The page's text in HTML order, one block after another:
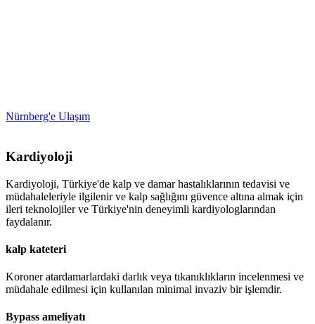
Nürnberg'e Ulaşım
Kardiyoloji
Kardiyoloji, Türkiye'de kalp ve damar hastalıklarının tedavisi ve
müdahaleleriyle ilgilenir ve kalp sağlığını güvence altına almak için
ileri teknolojiler ve Türkiye'nin deneyimli kardiyologlarından
faydalanır.
kalp kateteri
Koroner atardamarlardaki darlık veya tıkanıklıkların incelenmesi ve
müdahale edilmesi için kullanılan minimal invaziv bir işlemdir.
Bypass ameliyatı